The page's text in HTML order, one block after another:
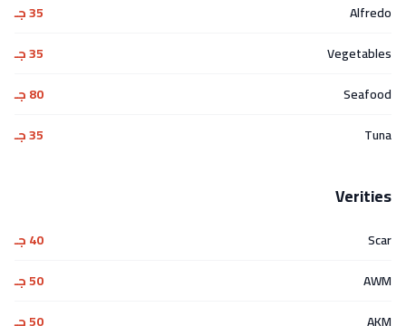
Alfredo
35 جـ
Vegetables
35 جـ
Seafood
80 جـ
Tuna
35 جـ
Verities
Scar
40 جـ
AWM
50 جـ